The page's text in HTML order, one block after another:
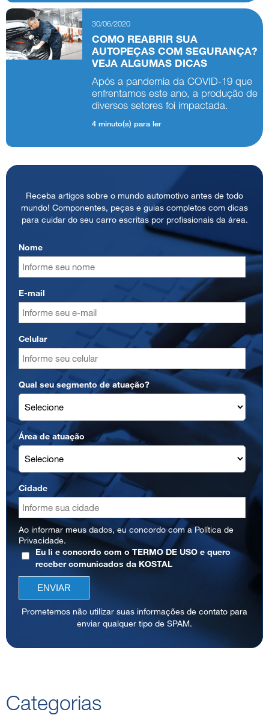
30/06/2020
COMO REABRIR SUA
AUTOPEÇAS COM SEGURANÇA?
VEJA ALGUMAS DICAS
Após a pandemia da COVID-19 que
enfrentamos este ano, a produção de
diversos setores foi impactada.
4 minuto(s) para ler
Receba artigos sobre o mundo automotivo antes de todo
mundo! Componentes, peças e guias completos com dicas
para cuidar do seu carro escritas por profissionais da área.
Nome
E-mail
Celular
Qual seu segmento de atuação?
Área de atuação
Cidade
Ao informar meus dados, eu concordo com aPolítica de
Privacidade.
Eu li e concordo com oTERMO DE USO e quero
receber comunicados da KOSTAL
Prometemos não utilizar suas informações de contato para
enviar qualquer tipo de SPAM.
Categorias